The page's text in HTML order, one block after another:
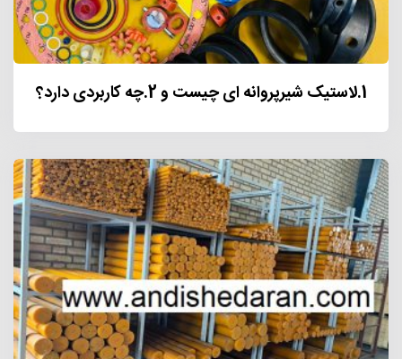
1.لاستیک شیرپروانه ای چیست و 2.چه کاربردی دارد؟